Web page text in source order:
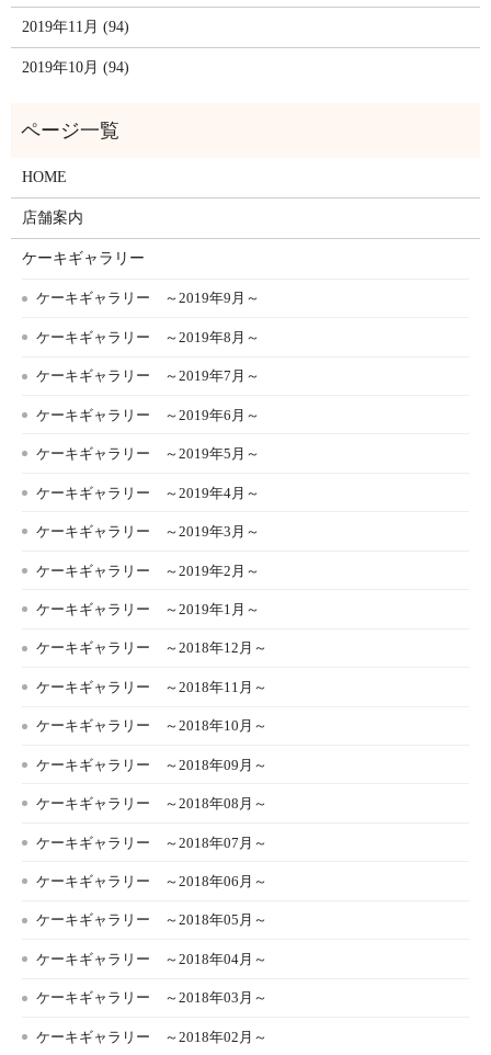
2019年11月 (94)
2019年10月 (94)
HOME
店舗案内
ケーキギャラリー
ケーキギャラリー ～2019年9月～
ケーキギャラリー ～2019年8月～
ケーキギャラリー ～2019年7月～
ケーキギャラリー ～2019年6月～
ケーキギャラリー ～2019年5月～
ケーキギャラリー ～2019年4月～
ケーキギャラリー ～2019年3月～
ケーキギャラリー ～2019年2月～
ケーキギャラリー ～2019年1月～
ケーキギャラリー ～2018年12月～
ケーキギャラリー ～2018年11月～
ケーキギャラリー ～2018年10月～
ケーキギャラリー ～2018年09月～
ケーキギャラリー ～2018年08月～
ケーキギャラリー ～2018年07月～
ケーキギャラリー ～2018年06月～
ケーキギャラリー ～2018年05月～
ケーキギャラリー ～2018年04月～
ケーキギャラリー ～2018年03月～
ケーキギャラリー ～2018年02月～